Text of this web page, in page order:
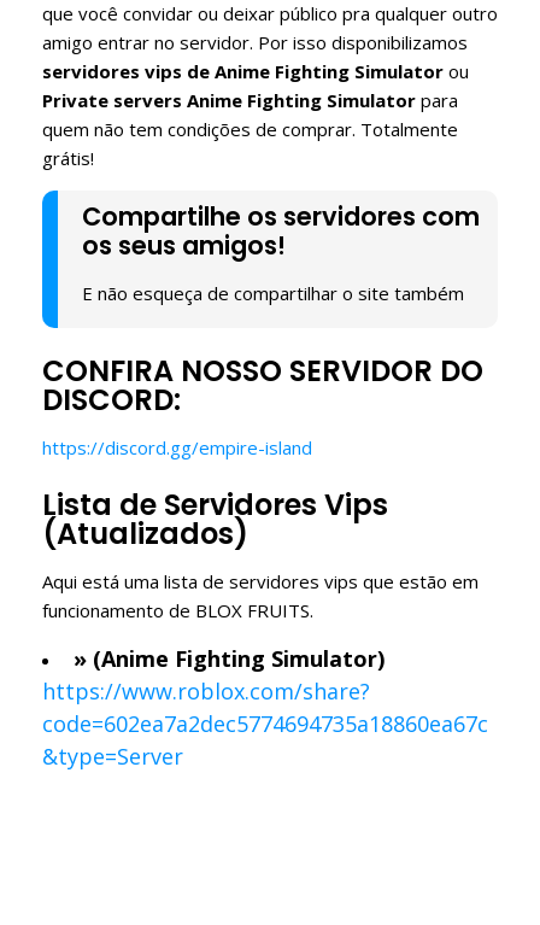
que você convidar ou deixar público pra qualquer outro
amigo entrar no servidor. Por isso disponibilizamos
servidores vips de Anime Fighting Simulator ou
Private servers Anime Fighting Simulator para
quem não tem condições de comprar. Totalmente
grátis!
Compartilhe os servidores com
os seus amigos!
E não esqueça de compartilhar o site também
CONFIRA NOSSO SERVIDOR DO
DISCORD:
https://discord.gg/empire-island
Lista de Servidores Vips
(Atualizados)
Aqui está uma lista de servidores vips que estão em
funcionamento de BLOX FRUITS.
» (Anime Fighting Simulator)
https://www.roblox.com/share?
code=602ea7a2dec5774694735a18860ea67c
&type=Server